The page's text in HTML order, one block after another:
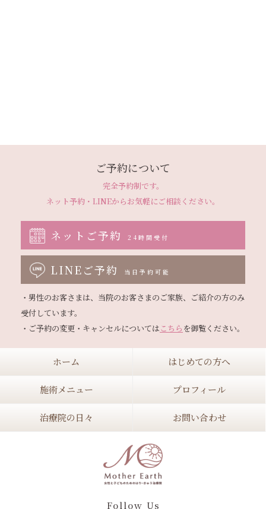
ご予約について
完全予約制です。
ネット予約・LINEからお気軽にご相談ください。
ネットご予約 24時間受付
LINEご予約 当日予約可能
・男性のお客さまは、当院のお客さまのご家族、ご紹介の方のみ
受付しています。
・ご予約の変更・キャンセルについてはこちら
ホーム はじめての方へ
施術メニュー プロフィール
治療院の日々 お問い合わせ
Follow Us